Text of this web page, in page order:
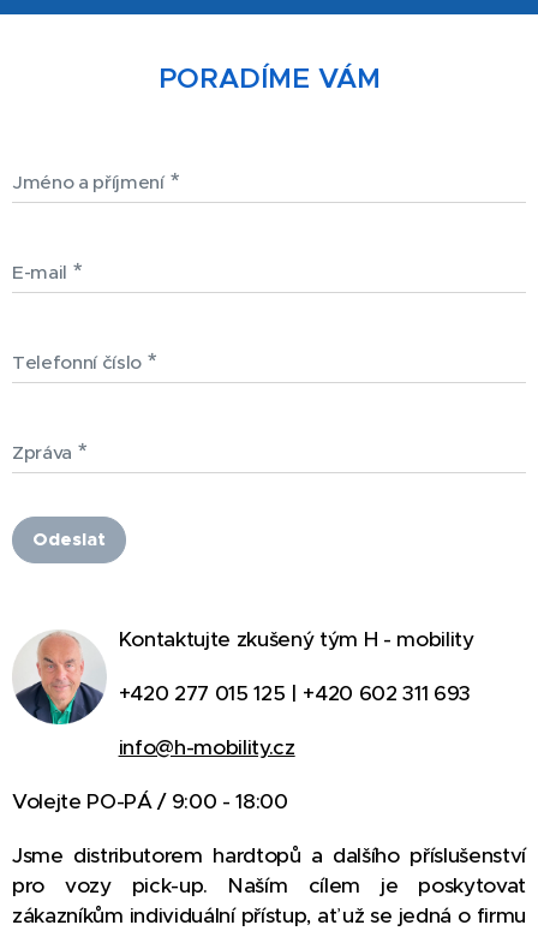
PORADÍME VÁM
Jméno a příjmení
E-mail
Telefonní číslo
Zpráva
Odeslat
Kontaktujte zkušený tým H - mobility
+420 277 015 125 | +420 602 311 693
info@h-mobility.cz
Volejte PO-PÁ / 9:00 - 18:00
Jsme distributorem hardtopů a dalšího příslušenství
pro vozy pick-up. Naším cílem je poskytovat
zákazníkům individuální přístup, ať už se jedná o firmu